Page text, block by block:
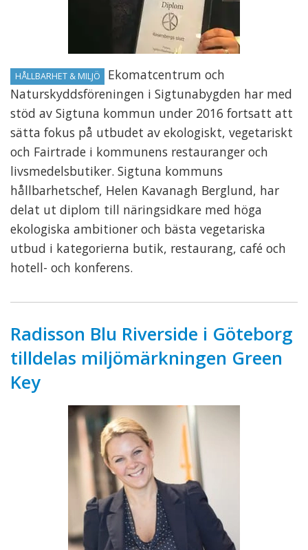
HÅLLBARHET & MILJÖ
Ekomatcentrum och
Naturskyddsföreningen i Sigtunabygden har med
stöd av Sigtuna kommun under 2016 fortsatt att
sätta fokus på utbudet av ekologiskt, vegetariskt
och Fairtrade i kommunens restauranger och
livsmedelsbutiker. Sigtuna kommuns
hållbarhetschef, Helen Kavanagh Berglund, har
delat ut diplom till näringsidkare med höga
ekologiska ambitioner och bästa vegetariska
utbud i kategorierna butik, restaurang, café och
hotell- och konferens.
Radisson Blu Riverside i Göteborg
tilldelas miljömärkningen Green
Key